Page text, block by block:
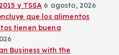
y TSSA 6 agosto, 2026
que los alimentos
tienen buena
Business with the